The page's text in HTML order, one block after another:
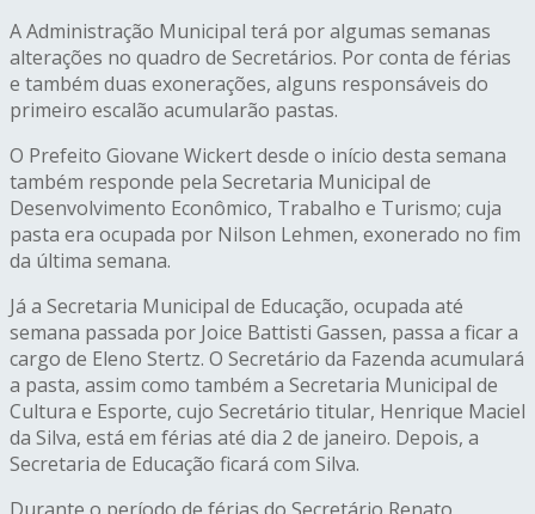
A Administração Municipal terá por algumas semanas
alterações no quadro de Secretários. Por conta de férias
e também duas exonerações, alguns responsáveis do
primeiro escalão acumularão pastas.
O Prefeito Giovane Wickert desde o início desta semana
também responde pela Secretaria Municipal de
Desenvolvimento Econômico, Trabalho e Turismo; cuja
pasta era ocupada por Nilson Lehmen, exonerado no fim
da última semana.
Já a Secretaria Municipal de Educação, ocupada até
semana passada por Joice Battisti Gassen, passa a ficar a
cargo de Eleno Stertz. O Secretário da Fazenda acumulará
a pasta, assim como também a Secretaria Municipal de
Cultura e Esporte, cujo Secretário titular, Henrique Maciel
da Silva, está em férias até dia 2 de janeiro. Depois, a
Secretaria de Educação ficará com Silva.